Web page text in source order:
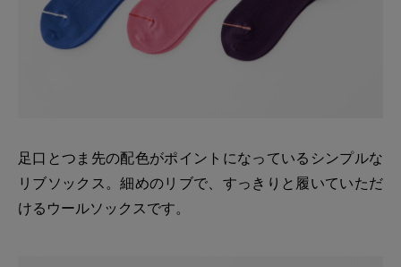
足口とつま先の配色がポイントになっているシンプルな
リブソックス。細めのリブで、すっきりと履いていただ
けるウールソックスです。